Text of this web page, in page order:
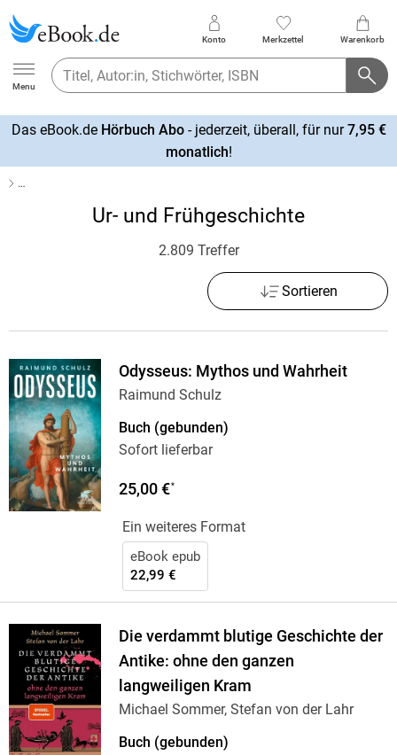
Ebook.de
Menu
Konto Merkzettel Warenkorb
Das eBook.de Hörbuch Abo- jederzeit, überall, für nur7,95 €
monatlich!
…
Ur- und Frühgeschichte
2.809 Treffer
Sortieren
Odysseus: Mythos und Wahrheit
Raimund Schulz
Buch (gebunden)
Sofort lieferbar
25,00 €*
Ein weiteres Format
eBook epub
22,99 €
Die verdammt blutige Geschichte der
Antike: ohne den ganzen
langweiligen Kram
Michael Sommer, Stefan von der Lahr
Buch (gebunden)